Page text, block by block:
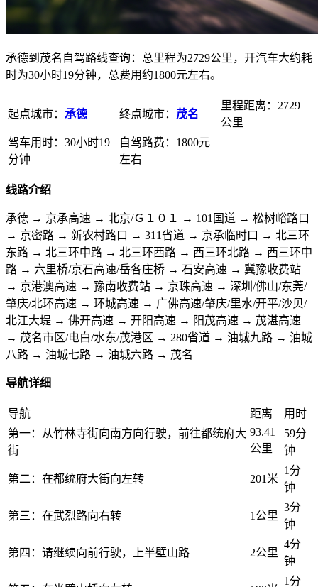
承德到茂名自驾路线查询：总里程为2729公里，开汽车大约耗
时为30小时19分钟，总费用约1800元左右。
起点城市： 承德 终点城市： 茂名
里程距离：2729
公里
驾车用时：30小时19
分钟
自驾路费：1800元
左右
线路介绍
承德 → 京承高速 → 北京/Ｇ１０１ → 101国道 → 松树峪路口
→ 京密路 → 新农村路口 → 311省道 → 京承临时口 → 北三环
东路 → 北三环中路 → 北三环西路 → 西三环北路 → 西三环中
路 → 六里桥/京石高速/岳各庄桥 → 石安高速 → 冀豫收费站
→ 京港澳高速 → 豫南收费站 → 京珠高速 → 深圳/佛山/东莞/
肇庆/北环高速 → 环城高速 → 广佛高速/肇庆/里水/开平/沙贝/
北江大堤 → 佛开高速 → 开阳高速 → 阳茂高速 → 茂湛高速
→ 茂名市区/电白/水东/茂港区 → 280省道 → 油城九路 → 油城
八路 → 油城七路 → 油城六路 → 茂名
导航详细
导航 距离
用时
第一：从竹林寺街向南方向行驶，前往都统府大
街
93.41
公里
59分
钟
第二：在都统府大街向左转 201米
1分
钟
第三：在武烈路向右转 1公里
3分
钟
第四：请继续向前行驶，上半壁山路 2公里
4分
钟
1分